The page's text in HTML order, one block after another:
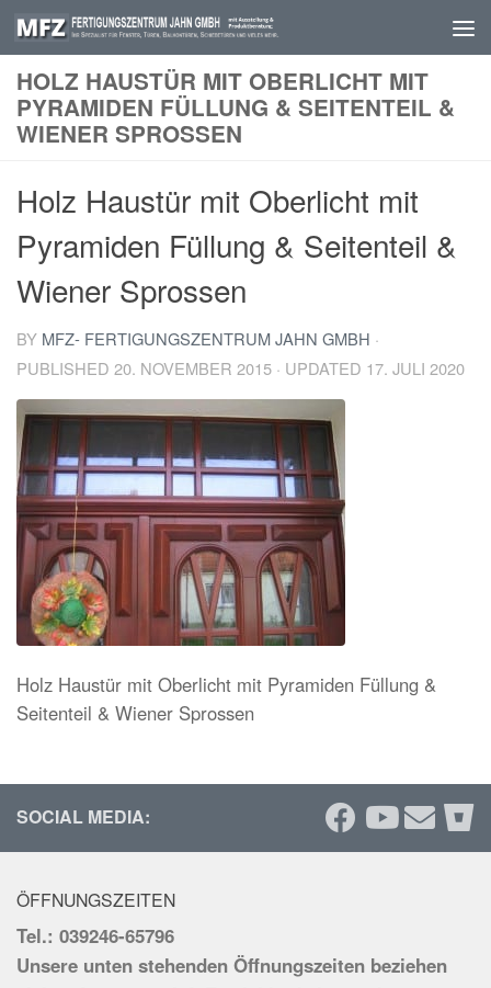
Skip to content
HOLZ HAUSTÜR MIT OBERLICHT MIT
PYRAMIDEN FÜLLUNG & SEITENTEIL &
WIENER SPROSSEN
Holz Haustür mit Oberlicht mit
Pyramiden Füllung & Seitenteil &
Wiener Sprossen
BY MFZ- FERTIGUNGSZENTRUM JAHN GMBH ·
PUBLISHED 20. NOVEMBER 2015 · UPDATED 17. JULI 2020
Holz Haustür mit Oberlicht mit Pyramiden Füllung &
Seitenteil & Wiener Sprossen
SOCIAL MEDIA:
ÖFFNUNGSZEITEN
Tel.: 039246-65796
Unsere unten stehenden Öffnungszeiten beziehen